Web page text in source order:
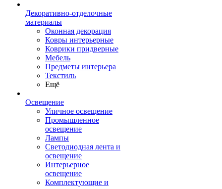
Декоративно-отделочные
материалы
Оконная декорация
Ковры интерьерные
Коврики придверные
Мебель
Предметы интерьера
Текстиль
Ещё
Освещение
Уличное освещение
Промышленное
освещение
Лампы
Светодиодная лента и
освещение
Интерьерное
освещение
Комплектующие и